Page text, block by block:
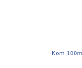
Kom